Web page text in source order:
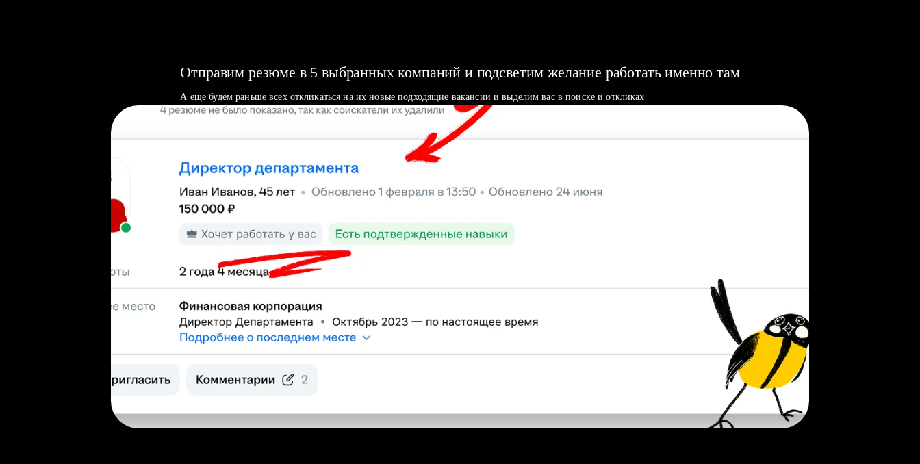
Отправим резюме в 5 выбранных компаний и подсветим желание работать именно там
А ещё будем раньше всех откликаться на их новые подходящие вакансии и выделим вас в поиске и откликах